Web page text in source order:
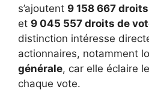
s’ajoutent 9 158 667
et 9 045 557 droits de
distinction intéresse
actionnaires, notamment
générale, car elle éclaire
chaque vote.